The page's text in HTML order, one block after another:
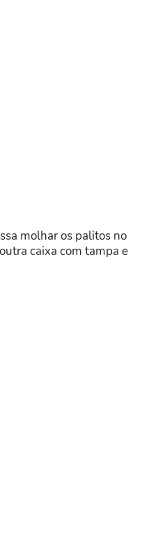
molhar os palitos no
caixa com tampa e